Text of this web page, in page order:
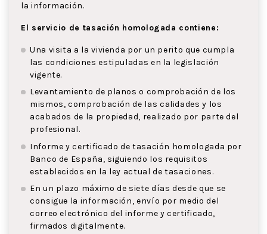
la información.
El servicio de tasación homologada contiene:
Una visita a la vivienda por un perito que cumpla
las condiciones estipuladas en la legislación
vigente.
Levantamiento de planos o comprobación de los
mismos, comprobación de las calidades y los
acabados de la propiedad, realizado por parte del
profesional.
Informe y certificado de tasación homologada por
Banco de España, siguiendo los requisitos
establecidos en la ley actual de tasaciones.
En un plazo máximo de siete días desde que se
consigue la información, envío por medio del
correo electrónico del informe y certificado,
firmados digitalmente.